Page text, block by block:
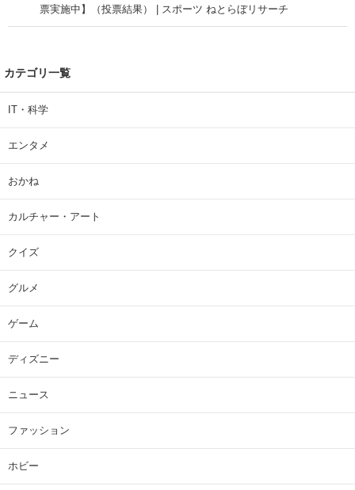
票実施中】（投票結果） | スポーツ ねとらぼリサーチ
カテゴリ一覧
IT・科学
エンタメ
おかね
カルチャー・アート
クイズ
グルメ
ゲーム
ディズニー
ニュース
ファッション
ホビー